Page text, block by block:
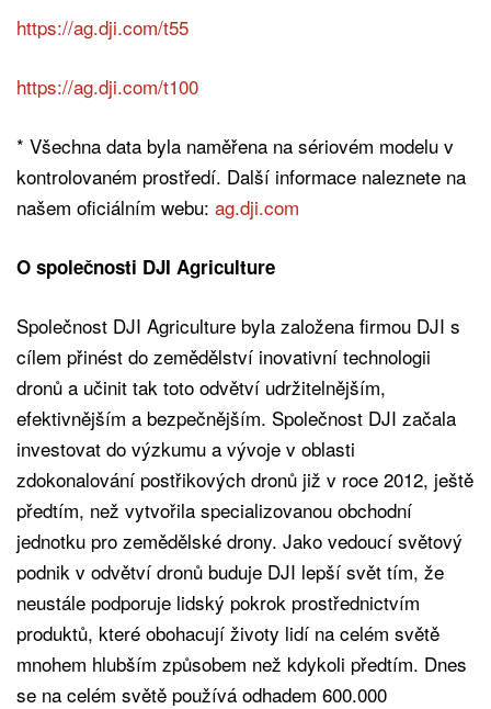
https://ag.dji.com/t55
https://ag.dji.com/t100
* Všechna data byla naměřena na sériovém modelu v
kontrolovaném prostředí. Další informace naleznete na
našem oficiálním webu: ag.dji.com
O společnosti DJI Agriculture
Společnost DJI Agriculture byla založena firmou DJI s
cílem přinést do zemědělství inovativní technologii
dronů a učinit tak toto odvětví udržitelnějším,
efektivnějším a bezpečnějším. Společnost DJI začala
investovat do výzkumu a vývoje v oblasti
zdokonalování postřikových dronů již v roce 2012, ještě
předtím, než vytvořila specializovanou obchodní
jednotku pro zemědělské drony. Jako vedoucí světový
podnik v odvětví dronů buduje DJI lepší svět tím, že
neustále podporuje lidský pokrok prostřednictvím
produktů, které obohacují životy lidí na celém světě
mnohem hlubším způsobem než kdykoli předtím. Dnes
se na celém světě používá odhadem 600.000